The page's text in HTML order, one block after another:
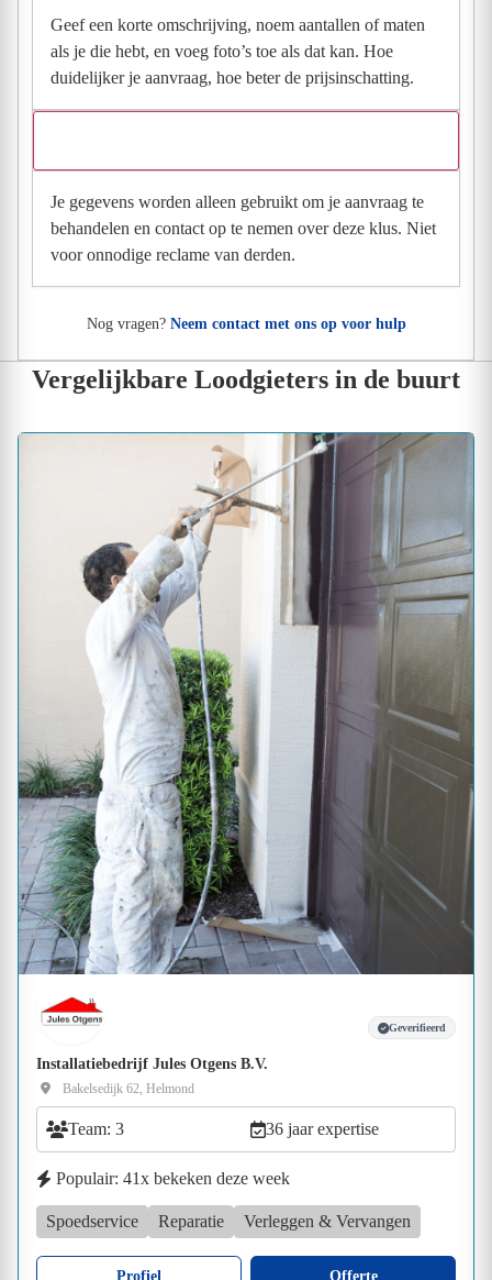
Geef een korte omschrijving, noem aantallen of maten
als je die hebt, en voeg foto’s toe als dat kan. Hoe
duidelijker je aanvraag, hoe beter de prijsinschatting.
Je gegevens worden alleen gebruikt om je aanvraag te
behandelen en contact op te nemen over deze klus. Niet
voor onnodige reclame van derden.
Nog vragen? Neem contact met ons op voor hulp
Vergelijkbare Loodgieters in de buurt
Geverifieerd
Installatiebedrijf Jules Otgens B.V.
Bakelsedijk 62, Helmond
Team: 3 36 jaar expertise
Populair: 41x bekeken deze week
Spoedservice Reparatie Verleggen & Vervangen
Profiel Offerte